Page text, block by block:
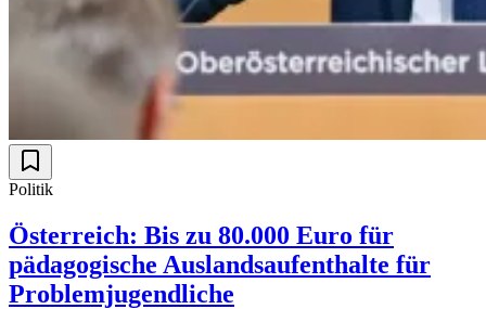
Politik
Österreich: Bis zu 80.000 Euro für
pädagogische Auslandsaufenthalte für
Problemjugendliche